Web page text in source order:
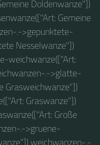
Doldenwanze"])
Gemeine
.->gepunktete-
Nesselwanze"])
weichwanze(["Art:
.->glatte-
Grasweichwanze"])
Graswanze"])
Große
.->gruene-
weichwanzen-.-